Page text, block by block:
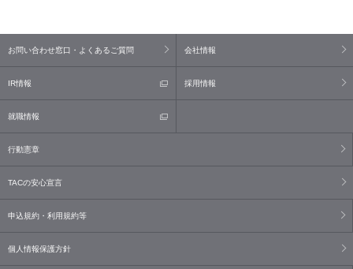
お問い合わせ窓口・よくあるご質問 会社情報
IR情報 採用情報
就職情報
行動憲章
TACの安心宣言
申込規約・利用規約等
個人情報保護方針